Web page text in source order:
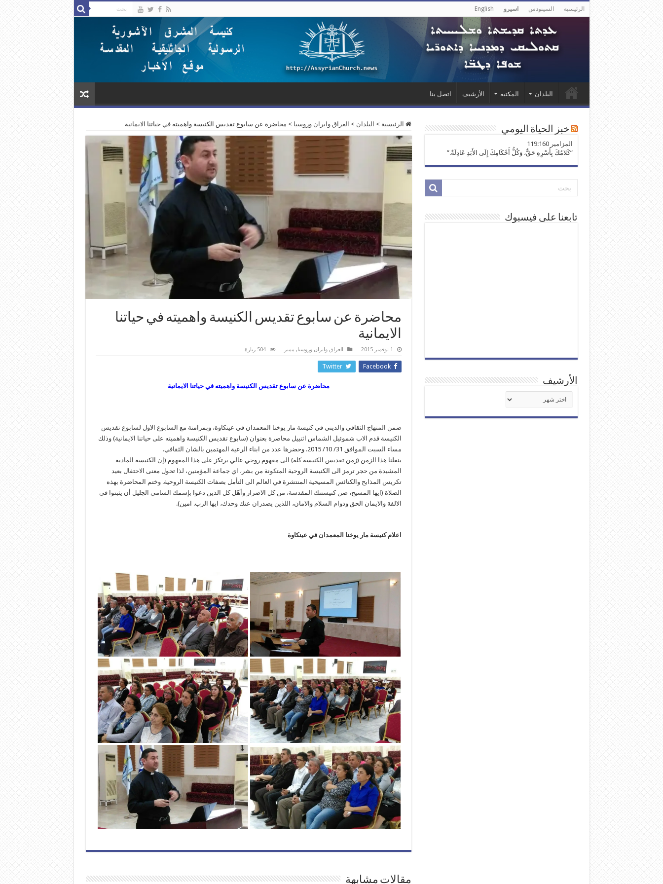
الرئيسية السينودس اسيرو English
البلدان المكتبة الأرشيف اتصل بنا
الرئيسية > البلدان > العراق وايران وروسيا > محاضرة عن سابوع تقديس الكنيسة واهميته في حياتنا الايمانية
محاضرة عن سابوع تقديس الكنيسة واهميته في حياتنا
الايمانية
1 نوفمبر 2015 العراق وايران وروسيا, مميز 504 زيارة
Facebook
Twitter
محاضرة عن سابوع تقديس الكنيسة واهميته في حياتنا الايمانية
ضمن المنهاج الثقافي والديني في كنيسة مار يوخنا المعمدان في عينكاوة، وبمزامنة مع السابوع الاول لسابوع تقديس
الكنيسة قدم الاب شموئيل الشماس اثنييل محاضرة بعنوان (سابوع تقديس الكنيسة واهميته على حياتنا الايمانية) وذلك
مساء السبت الموافق 31/ 10/ 2015. وحضرها عدد من ابناء الرعية المهتمين بالشان الثقافي.
ينقلنا هذا الزمن (زمن تقديس الكنيسة كله) الى مفهوم روحي عالي يرتكز على هذا المفهوم (إن الكنيسة المادية
المشيدة من حجر ترمز الى الكنيسة الروحية المتكونة من بشر، اي جماعة المؤمنين، لذا تحول معنى الاحتفال بعيد
تكريس المذابح والكنائس المسيحية المنتشرة في العالم الى التأمل بصفات الكنيسة الروحية. وختم المحاضرة بهذه
الصلاة (ايها المسيح، صن كنيستنك المقدسة، من كل الاضرار وأهّل كل الذين دعوا بإسمك السامي الجليل أن يثبتوا في
الالفة والايمان الحق ودوام السلام والامان، اللذين يصدران عنك وحدك، ايها الرب. امين).
اعلام كنيسة مار يوخنا المعمدان في عينكاوة
مقالات مشابهة
خبز الحياة اليومي
ﺍﻟﻤﺰﺍﻣﻴﺮ 119:160
“كَلامُكَ بِأَسْرِهِ حَقٌّ، وَكُلُّ أَحْكَامِكَ إِلَى الأَبَدِ عَادِلَةٌ.”
تابعنا على فيسبوك
الأرشيف